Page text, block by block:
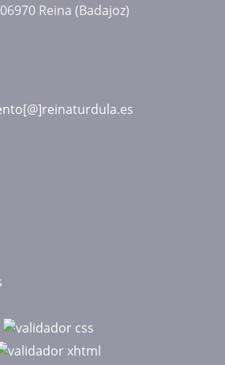
Reina (Badajoz)